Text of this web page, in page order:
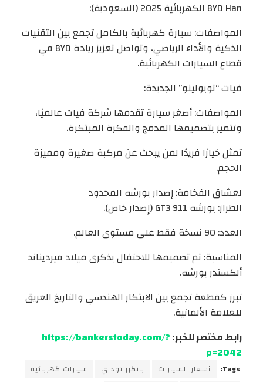
BYD Han الكهربائية 2025 (السعودية):
المواصفات: سيارة كهربائية بالكامل تجمع بين التقنيات
الذكية والأداء الرياضي، وتواصل تعزيز ريادة BYD في
قطاع السيارات الكهربائية.
فيات “توبولينو” الجديدة:
المواصفات: أصغر سيارة تقدمها شركة فيات عالميًا،
وتتميز بتصميمها المدمج والفكرة المبتكرة.
تمثل خيارًا فريدًا لمن يبحث عن مركبة صغيرة ومميزة
الحجم.
لعشاق الفخامة: إصدار بورشه المحدود
الطراز: بورشه 911 GT3 (إصدار خاص).
العدد: 90 نسخة فقط على مستوى العالم.
المناسبة: تم تصميمها للاحتفال بذكرى ميلاد فيرديناند
ألكسندر بورشه.
تبرز كقطعة تجمع بين الابتكار الهندسي والتاريخ العريق
للعلامة الألمانية.
رابط مختصر للخبر:https://bankerstoday.com/?
p=2042
Tags: أسعار السيارات بانكرز توداي
سيارات كهربائية